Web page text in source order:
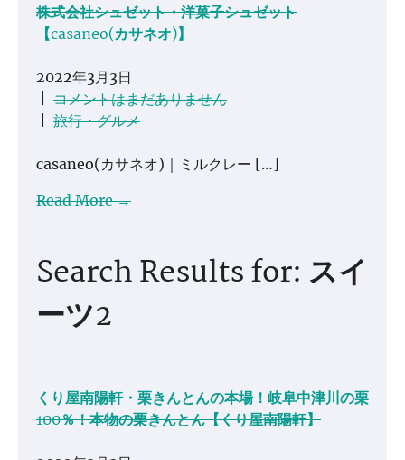
株式会社シュゼット・洋菓子シュゼット
【casaneo(カサネオ)】
2022年3月3日
コメントはまだありません
旅行・グルメ
casaneo(カサネオ)｜ミルクレー […]
Read More →
Search Results for: スイ
ーツ2
くり屋南陽軒・栗きんとんの本場！岐阜中津川の栗
100％！本物の栗きんとん【くり屋南陽軒】